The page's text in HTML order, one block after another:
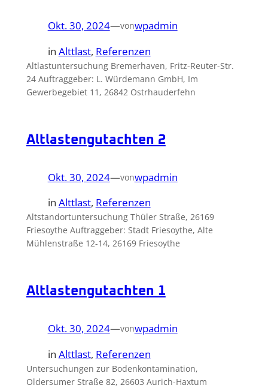
Okt. 30, 2024—vonwpadmin
in Alttlast, Referenzen
Altlastuntersuchung Bremerhaven, Fritz-Reuter-Str.
24 Auftraggeber: L. Würdemann GmbH, Im
Gewerbegebiet 11, 26842 Ostrhauderfehn
Altlastengutachten 2
Okt. 30, 2024—vonwpadmin
in Alttlast, Referenzen
Altstandortuntersuchung Thüler Straße, 26169
Friesoythe Auftraggeber: Stadt Friesoythe, Alte
Mühlenstraße 12-14, 26169 Friesoythe
Altlastengutachten 1
Okt. 30, 2024—vonwpadmin
in Alttlast, Referenzen
Untersuchungen zur Bodenkontamination,
Oldersumer Straße 82, 26603 Aurich-Haxtum